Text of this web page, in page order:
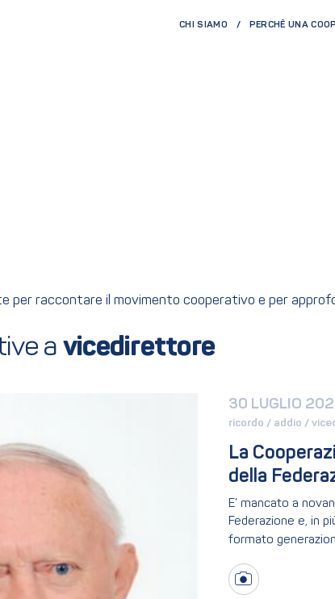
CHI SIAMO PERCHÈ UNA
per raccontare il movimento cooperativo e per
a vicedirettore
30 LUGLIO
ricordo / addio /
La
della
E’ mancato a
Federazione e, in
formato